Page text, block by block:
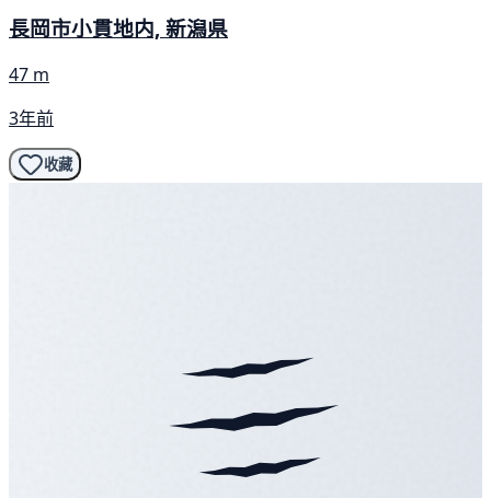
長岡市小貫地内, 新潟県
47 m
3年前
收藏